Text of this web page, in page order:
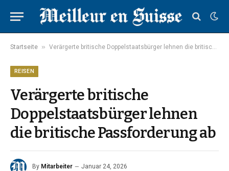
Startseite » Verärgerte britische Doppelstaatsbürger lehnen die britische Passforderung ab
REISEN
Verärgerte britische
Doppelstaatsbürger lehnen
die britische Passforderung ab
By Mitarbeiter Januar 24, 2026